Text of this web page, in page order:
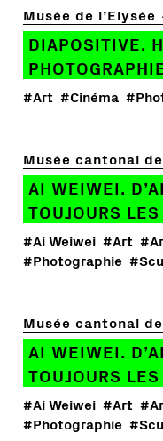
Musée de l’Elysée
DIAPOSITIVE.
#Art #Cinéma
Musée cantonal
AI WEIWEI.
TOUJOURS
#Ai Weiwei #Art
#Photographie
Musée cantonal
AI WEIWEI.
TOUJOURS
#Ai Weiwei #Art
#Photographie